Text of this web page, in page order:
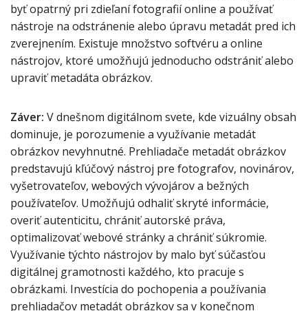
byť opatrný pri zdieľaní fotografií online a používať
nástroje na odstránenie alebo úpravu metadát pred ich
zverejnením. Existuje množstvo softvéru a online
nástrojov, ktoré umožňujú jednoducho odstrániť alebo
upraviť metadáta obrázkov.
Záver: V dnešnom digitálnom svete, kde vizuálny obsah
dominuje, je porozumenie a využívanie metadát
obrázkov nevyhnutné. Prehliadače metadát obrázkov
predstavujú kľúčový nástroj pre fotografov, novinárov,
vyšetrovateľov, webových vývojárov a bežných
používateľov. Umožňujú odhaliť skryté informácie,
overiť autenticitu, chrániť autorské práva,
optimalizovať webové stránky a chrániť súkromie.
Využívanie týchto nástrojov by malo byť súčasťou
digitálnej gramotnosti každého, kto pracuje s
obrázkami. Investícia do pochopenia a používania
prehliadačov metadát obrázkov sa v konečnom